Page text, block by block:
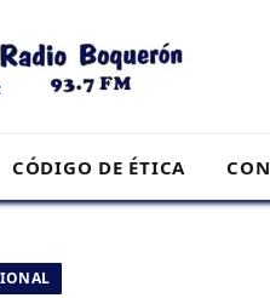
CÓDIGO DE ÉTICA